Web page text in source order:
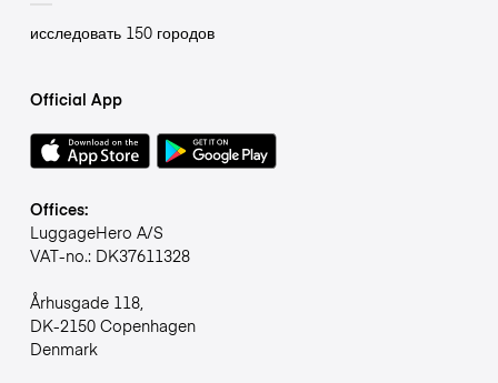
исследовать 150 городов
Official App
Offices:
LuggageHero A/S
VAT-no.: DK37611328
Århusgade 118,
DK-2150 Copenhagen
Denmark